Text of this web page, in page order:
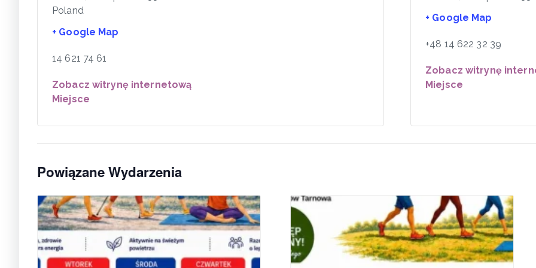
Poland
+ Google Map
14 621 74 61
Zobacz witrynę internetową
Miejsce
+ Google Map
+48 14 622 32 39
Zobacz witrynę
Miejsce
Powiązane Wydarzenia